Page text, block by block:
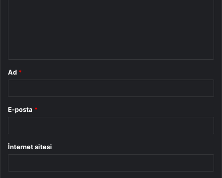
Ad *
E-posta *
İnternet sitesi